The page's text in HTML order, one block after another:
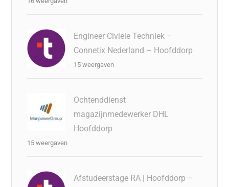
Engineer Civiele Techniek –
Connetix Nederland – Hoofddorp
15 weergaven
Ochtenddienst
magazijnmedewerker DHL
Hoofddorp
15 weergaven
Afstudeerstage RA | Hoofddorp –